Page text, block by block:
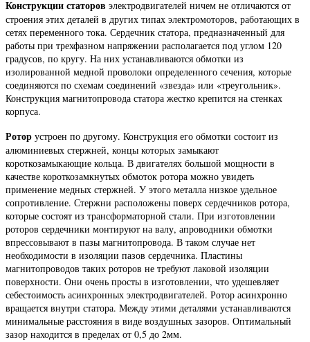
Конструкциистаторов электродвигателей ничем не отличаются от
строения этих деталей в других типах электромоторов, работающих в
сетях переменного тока. Сердечник статора, предназначенный для
работы при трехфазном напряжении располагается под углом 120
градусов, по кругу. На них устанавливаются обмотки из
изолированной медной проволоки определенного сечения, которые
соединяются по схемам соединений «звезда» или «треугольник».
Конструкция магнитопровода статора жестко крепится на стенках
корпуса.
Ротор устроен по другому. Конструкция его обмотки состоит из
алюминиевых стержней, концы которых замыкают
короткозамыкающие кольца. В двигателях большой мощности в
качестве короткозамкнутых обмоток ротора можно увидеть
применение медных стержней. У этого металла низкое удельное
сопротивление. Стержни расположены поверх сердечников ротора,
которые состоят из трансформаторной стали. При изготовлении
роторов сердечники монтируют на валу, апроводники обмотки
впрессовывают в пазы магнитопровода. В таком случае нет
необходимости в изоляции пазов сердечника. Пластины
магнитопроводов таких роторов не требуют лаковой изоляции
поверхности. Они очень просты в изготовлении, что удешевляет
себестоимость асинхронных электродвигателей. Ротор асинхронно
вращается внутри статора. Между этими деталями устанавливаются
минимальные расстояния в виде воздушных зазоров. Оптимальный
зазор находится в пределах от 0,5 до 2мм.